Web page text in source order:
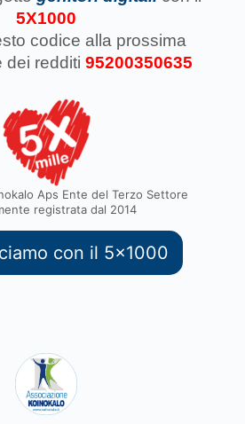
5X1000
codice alla prossima
dei redditi 95200350635
Aps Ente del Terzo Settore
registrata dal 2014
con il 5x1000